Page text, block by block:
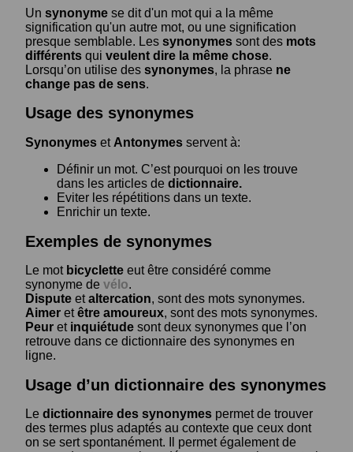
Un synonyme se dit d'un mot qui a la même
signification qu'un autre mot, ou une signification
presque semblable. Les synonymes sont des mots
différents qui veulent dire la même chose.
Lorsqu’on utilise des synonymes, la phrase ne
change pas de sens.
Usage des synonymes
Synonymes et Antonymes servent à:
Définir un mot. C’est pourquoi on les trouve
dans les articles de dictionnaire.
Eviter les répétitions dans un texte.
Enrichir un texte.
Exemples de synonymes
Le mot bicyclette eut être considéré comme
synonyme de vélo.
Dispute etaltercation, sont des mots synonymes.
Aimer etêtre amoureux, sont des mots synonymes.
Peur et inquiétude sont deux synonymes que l’on
retrouve dans ce dictionnaire des synonymes en
ligne.
Usage d’un dictionnaire des synonymes
Le dictionnaire des synonymes permet de trouver
des termes plus adaptés au contexte que ceux dont
on se sert spontanément. Il permet également de